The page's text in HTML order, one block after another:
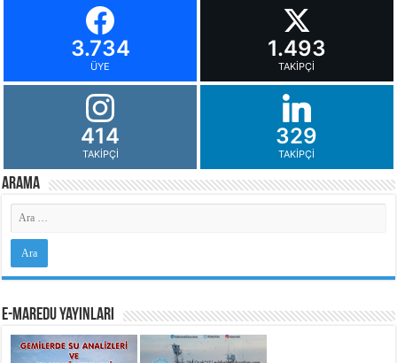
3.734
ÜYE
1.493
TAKIPÇI
414
TAKIPÇI
329
TAKIPÇI
Arama
e-MarEdu Yayınları